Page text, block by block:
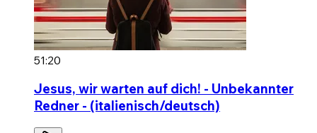
51:20
Jesus, wir warten auf dich! - Unbekannter
Redner - (italienisch/deutsch)